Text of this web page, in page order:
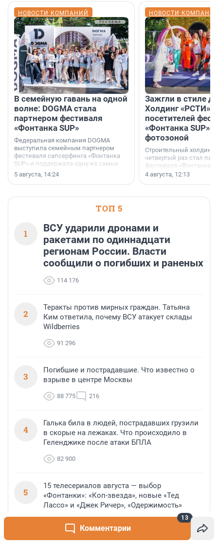
Комментарии
13
НОВОСТИ КОМПАНИЙ
В семейную гавань на одной
волне: DOGMA стала
партнером фестиваля
«Фонтанка SUP»
Федеральная компания DOGMA
выступила семейным партнером
фестиваля сапсерфинга «Фонтанка
SUP» и поддержала одну из самых
ярких и романтичных номинаций —
«SUP-свадьба».
5 августа, 14:24
НОВОСТИ
Зажгли в стиле
Холдинг «РСТИ»
посетителей
«Фонтанка SUP»
фотозоной
Строительный холдинг
четвертый раз стал
фестиваля «Фонтанка
раз компания
посетителям
4 августа, 12:13
ТОП 5
1
ВСУ ударили дронами и
ракетами по одиннадцати
регионам России. Власти
сообщили о погибших и раненых
114 176
2
Теракты против мирных граждан. Татьяна
Ким ответила, почему ВСУ атакует склады
Wildberries
91 296
3
Погибшие и пострадавшие. Что известно о
взрыве в центре Москвы
88 775 216
4
Галька била в людей, пострадавших грузили
в скорые на лежаках. Что происходило в
Геленджике после атаки БПЛА
82 900
5
15 телесериалов августа — выбор
«Фонтанки»: «Коп-звезда», новые «Тед
Лассо» и «Джек Ричер», «Одержимость»